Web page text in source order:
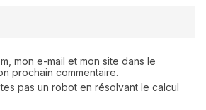
mon e-mail et mon site dans le
prochain commentaire.
pas un robot en résolvant le calcul